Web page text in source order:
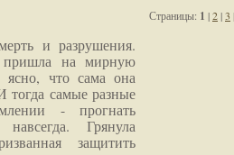
и разрушения.
пришла на мирную
ясно, что сама она
тогда самые разные
- прогнать
Грянула
защитить
Страницы: 1 |2|3 |